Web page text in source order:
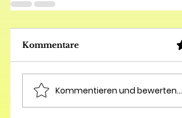
Kommentare
Kommentieren und bewerten...